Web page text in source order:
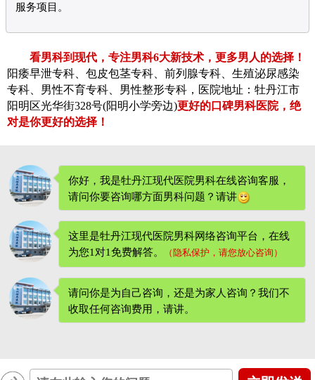
服务项目。
看男科到现代，专注男科6大新技术，更多男人的选择！
阳痿早泄专科、包皮包茎专科、前列腺专科、生殖泌尿感染
专科、男性不育专科、男性整形专科，医院地址：牡丹江市
阳明区光华街328号(阳明小学旁边)更好的口碑男科医院，绝
对是你更好的选择！
你好，我是牡丹江现代医院男科在线咨询客服，
请问你要咨询哪方面男科问题？请讲
这里是牡丹江现代医院男科网络咨询平台，在线
为您1对1免费解答。
（隐私保护，请您放心咨询）
请问你是为自己咨询，还是为家人咨询？我们不
收取任何咨询费用 ，请讲。